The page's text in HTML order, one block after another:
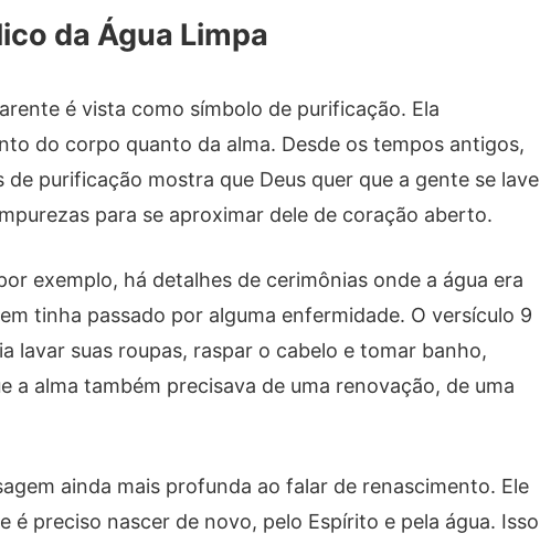
da Água Limpa
é vista como símbolo de purificação. Ela
do corpo quanto da alma. Desde os tempos antigos,
de purificação mostra que Deus quer que a gente se lave
para se aproximar dele de coração aberto.
exemplo, há detalhes de cerimônias onde a água era
tinha passado por alguma enfermidade. O versículo 9
lavar suas roupas, raspar o cabelo e tomar banho,
a alma também precisava de uma renovação, de uma
ainda mais profunda ao falar de renascimento. Ele
é preciso nascer de novo, pelo Espírito e pela água. Isso